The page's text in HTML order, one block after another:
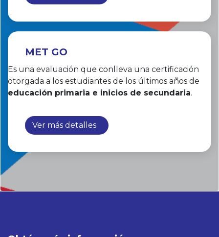
MET GO
Es una evaluación que conlleva una certificación
otorgada a los estudiantes de los últimos años de
educación primaria e inicios de secundaria.
Ver más detalles